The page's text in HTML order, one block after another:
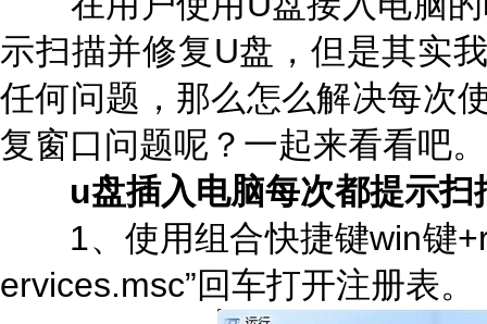
示扫描并修复U盘，但是其实
任何问题，那么怎么解决每次
复窗口问题呢？一起来看看吧。
u盘插入电脑每次都提示扫
1、使用组合快捷键win键+r
ervices.msc”回车打开注册表。